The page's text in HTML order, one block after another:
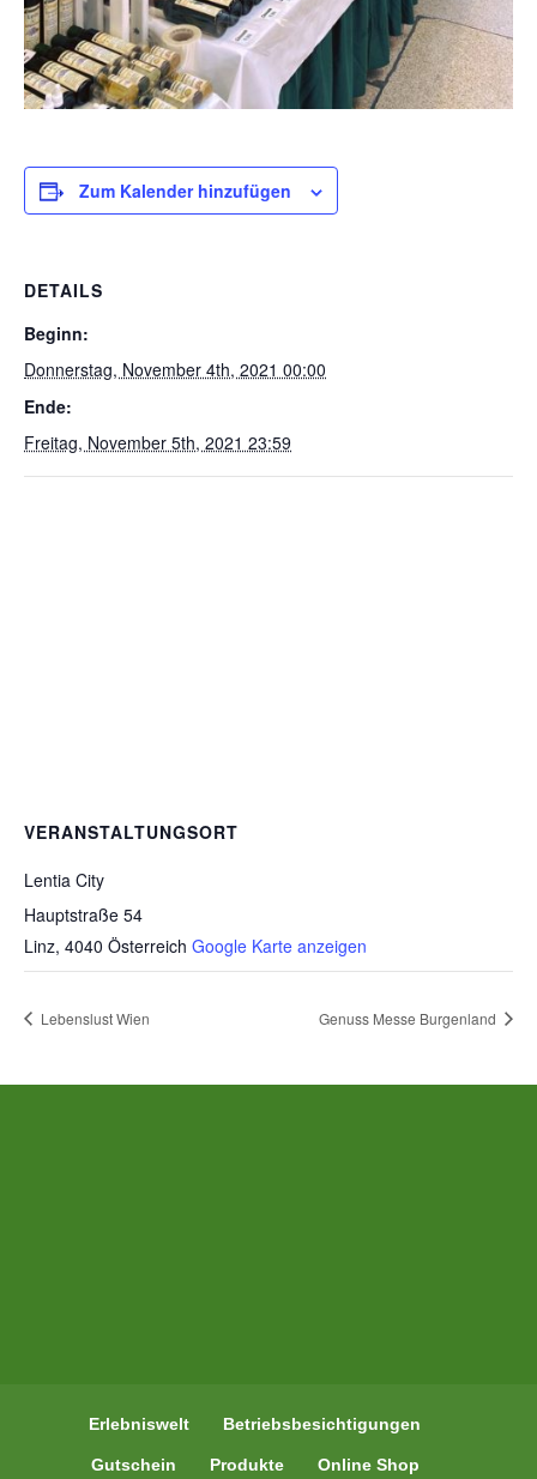
Zum Kalender hinzufügen
DETAILS
Beginn:
Donnerstag, November 4th, 2021 00:00
Ende:
Freitag, November 5th, 2021 23:59
VERANSTALTUNGSORT
Lentia City
Hauptstraße 54
Linz, 4040 Österreich Google Karte anzeigen
Lebenslust Wien Genuss Messe Burgenland
Erlebniswelt Betriebsbesichtigungen
Gutschein Produkte Online Shop